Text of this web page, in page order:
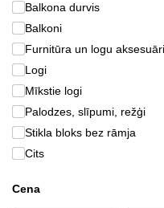
Balkona durvis
Balkoni
Furnitūra un logu aksesuāri
Logi
Mīkstie logi
Palodzes, slīpumi, režģi
Stikla bloks bez rāmja
Cits
Cena